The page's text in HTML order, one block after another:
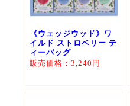
《ウェッジウッド》ワ
イルド ストロベリー テ
ィーバッグ
販売価格：3,240円